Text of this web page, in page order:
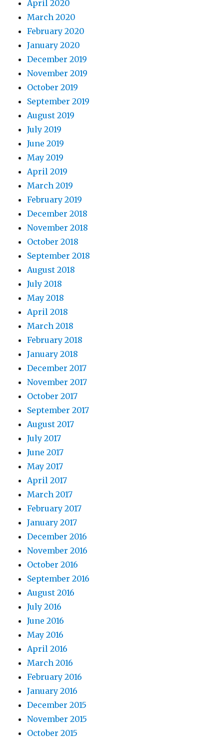
April 2020
March 2020
February 2020
January 2020
December 2019
November 2019
October 2019
September 2019
August 2019
July 2019
June 2019
May 2019
April 2019
March 2019
February 2019
December 2018
November 2018
October 2018
September 2018
August 2018
July 2018
May 2018
April 2018
March 2018
February 2018
January 2018
December 2017
November 2017
October 2017
September 2017
August 2017
July 2017
June 2017
May 2017
April 2017
March 2017
February 2017
January 2017
December 2016
November 2016
October 2016
September 2016
August 2016
July 2016
June 2016
May 2016
April 2016
March 2016
February 2016
January 2016
December 2015
November 2015
October 2015